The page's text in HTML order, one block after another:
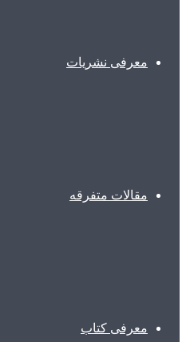
معرفی نشریات
مقالات متفرقه
معرفی کتاب